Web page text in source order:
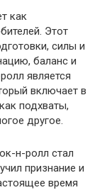
как
Этот
силы и
баланс и
является
включает в
подхваты,
другое.
н-ролл стал
признание и
время